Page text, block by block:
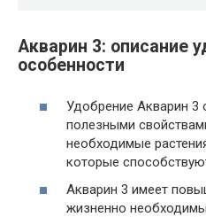
Акварин 3: описание
особенности
Удобрение Акварин 3
полезными
необходимые
которые
Акварин 3 имеет
жизненно